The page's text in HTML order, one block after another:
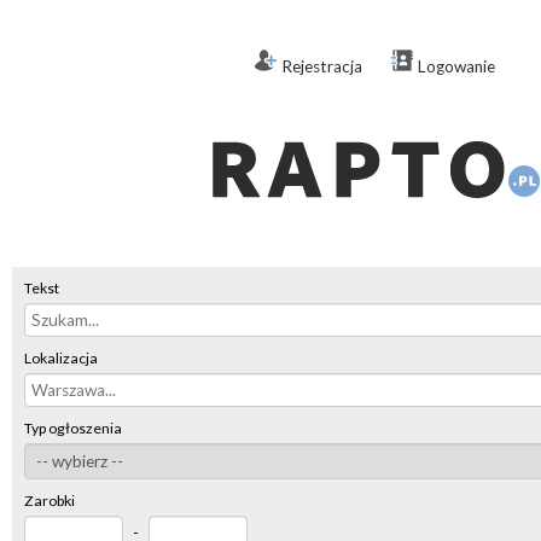
Rejestracja Logowanie
Tekst
Lokalizacja
Typ ogłoszenia
Zarobki
-